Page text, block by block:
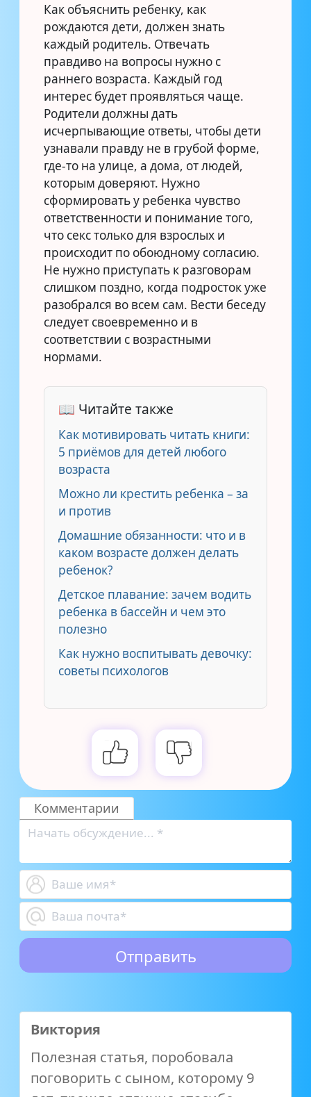
Как объяснить ребенку, как
рождаются дети, должен знать
каждый родитель. Отвечать
правдиво на вопросы нужно с
раннего возраста. Каждый год
интерес будет проявляться чаще.
Родители должны дать
исчерпывающие ответы, чтобы дети
узнавали правду не в грубой форме,
где-то на улице, а дома, от людей,
которым доверяют. Нужно
сформировать у ребенка чувство
ответственности и понимание того,
что секс только для взрослых и
происходит по обоюдному согласию.
Не нужно приступать к разговорам
слишком поздно, когда подросток уже
разобрался во всем сам. Вести беседу
следует своевременно и в
соответствии с возрастными
нормами.
📖 Читайте также
Как мотивировать читать книги:
5 приёмов для детей любого
возраста
Можно ли крестить ребенка – за
и против
Домашние обязанности: что и в
каком возрасте должен делать
ребенок?
Детское плавание: зачем водить
ребенка в бассейн и чем это
полезно
Как нужно воспитывать девочку:
советы психологов
Комментарии
Виктория
Полезная статья, поробовала
поговорить с сыном, которому 9